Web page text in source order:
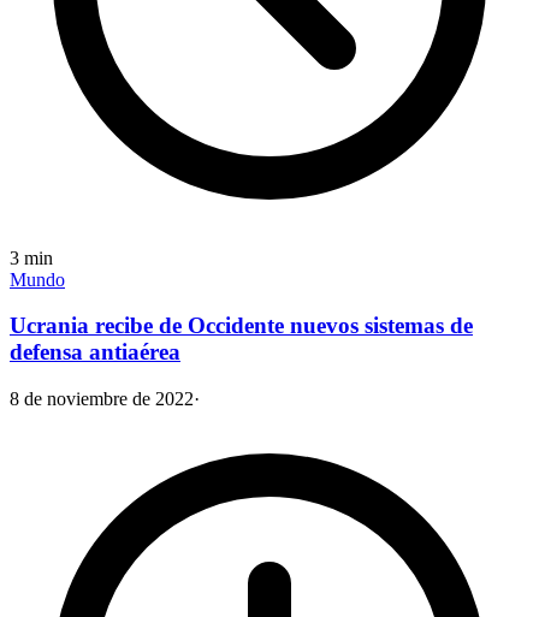
3 min
Mundo
Ucrania recibe de Occidente nuevos sistemas de
defensa antiaérea
8 de noviembre de 2022·